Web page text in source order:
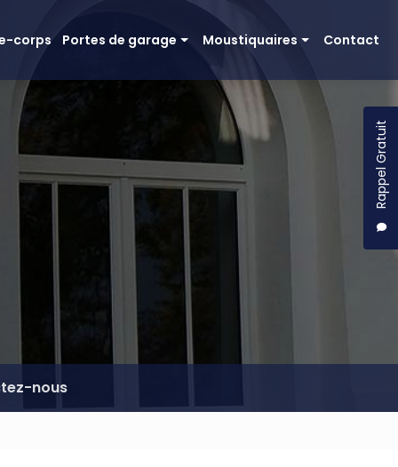
Rappel Gratuit
corps Portes de garage
Porte de garage bois
Moustiquaires
Moustiquaire amovible
Moustiquaire enroulable
Moustiquaire coulissante
Porte moustiquaire pivotante
Moustiquaire plissée
Contact
nous